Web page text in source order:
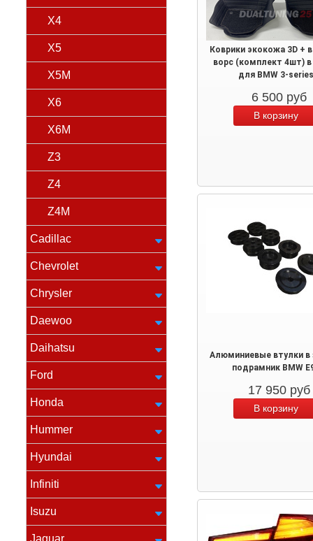
X4
X5
X5M
X6
X6M
Z3
Z4
Z4M
Cadillac
Chevrolet
Chrysler
Daewoo
Daihatsu
Ford
Honda
Hummer
Hyundai
Infiniti
Isuzu
Jaguar
Коврики экокожа 3D +
ворс (комплект 4шт) в
для BMW 3-series
6 500 руб
Алюминиевые втулки в
подрамник BMW
17 950 руб